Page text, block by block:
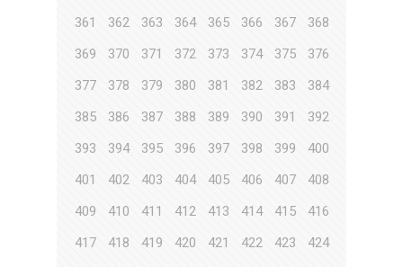
361
362 363 364 365 366 367
368
369
370 371 372 373 374 375
376
377
378 379 380 381 382 383
384
385
386 387 388 389 390 391
392
393
394 395 396 397 398 399
400
401
402 403 404 405 406 407
408
409
410 411 412 413 414 415
416
417
418 419 420 421 422 423
424